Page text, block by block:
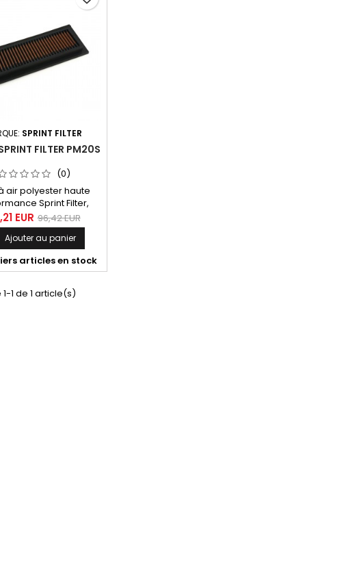
SPRINT FILTER
FILTER PM20S
(0)
air polyester haute
Sprint Filter,
PM20S pour
Kawasaki ZX6 RR
ZX6 R 636 (05)
EUR 96,42 EUR
Ajouter au panier
articles en stock
1 de 1 article(s)